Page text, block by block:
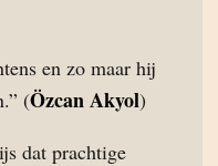
en zo maar hij
(Özcan Akyol)
dat prachtige